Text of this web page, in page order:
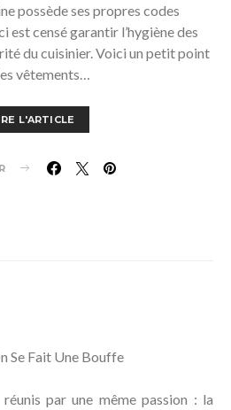
possède ses propres codes
est censé garantir l’hygiène des
du cuisinier. Voici un petit point
vêtements…
L'ARTICLE
par une même passion : la